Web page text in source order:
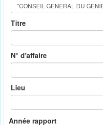
Titre
N° d'affaire
Lieu